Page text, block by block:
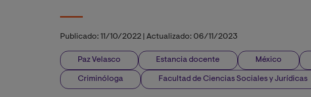
Publicado: 11/10/2022 Actualizado: 06/11/2023
Paz Velasco Estancia docente México
Criminóloga Facultad de Ciencias Sociales y Jurídicas